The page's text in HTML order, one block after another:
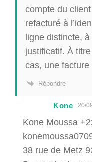
compte du
refacturé à
ligne distincte,
justificatif. À
cas, une
Répondre
Kone 20/
Kone Moussa
38 rue de Metz